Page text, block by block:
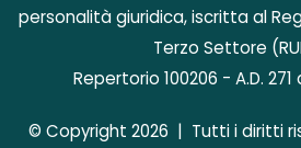
personalità giuridica, iscritta al
Terzo Settore
Repertorio 100206 - A.D.
© Copyright 2026 | Tutti i diritti